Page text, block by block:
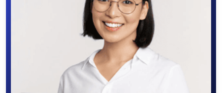
Скачайте приложение в Google Play –
крутите колесо фортуны, выигрывайте
бонусы, удобно ищите и размещайте
объявления - все это в нашем мобильном
приложении SALEX!